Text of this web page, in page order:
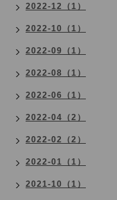
2022-12（1）
2022-10（1）
2022-09（1）
2022-08（1）
2022-06（1）
2022-04（2）
2022-02（2）
2022-01（1）
2021-10（1）